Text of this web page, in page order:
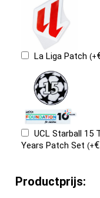
La Liga Patch(+
UCL Starball 15
Years Patch Set(+€
Productprijs: